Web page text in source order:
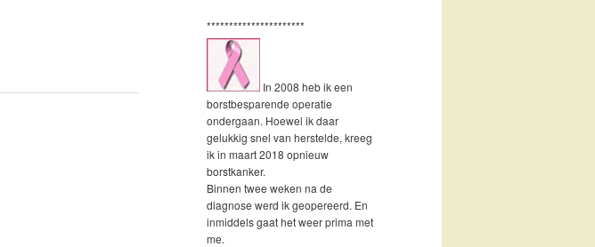
**********************
In 2008 heb ik een
borstbesparende operatie
ondergaan. Hoewel ik daar
gelukkig snel van herstelde, kreeg
ik in maart 2018 opnieuw
borstkanker.
Binnen twee weken na de
diagnose werd ik geopereerd. En
inmiddels gaat het weer prima met
me.